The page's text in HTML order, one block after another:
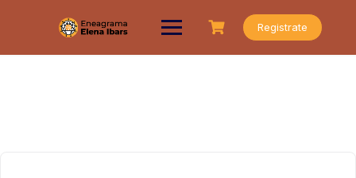
Registrate